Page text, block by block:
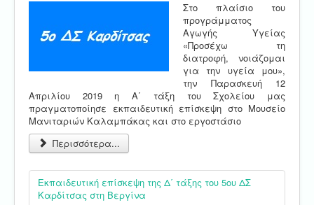
Στο πλαίσιο του
προγράμματος
Αγωγής Υγείας
«Προσέχω τη
διατροφή, νοιάζομαι
για την υγεία μου»,
την Παρασκευή 12
Απριλίου 2019 η Α΄ τάξη του Σχολείου μας
πραγματοποίησε εκπαιδευτική επίσκεψη στο Μουσείο
Μανιταριών Καλαμπάκας και στο εργοστάσιο
Περισσότερα...
Εκπαιδευτική επίσκεψη της Δ΄ τάξης του 5ου ΔΣ
Καρδίτσας στη Βεργίνα